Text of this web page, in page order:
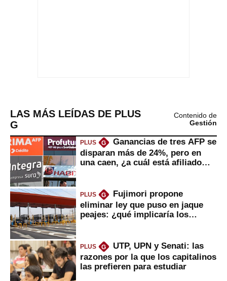
LAS MÁS LEÍDAS DE PLUS
G
Contenido de
Gestión
PLUS G
Ganancias de tres AFP se
disparan más de 24%, pero en
una caen, ¿a cuál está afiliado
PLUS G
Fujimori propone
eliminar ley que puso en jaque
peajes: ¿qué implicaría los
PLUS G
UTP, UPN y Senati: las
razones por la que los capitalinos
las prefieren para estudiar